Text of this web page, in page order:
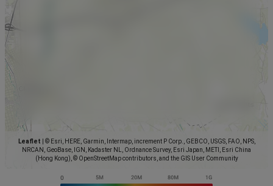
Leaflet
© Esri, HERE, Garmin, Intermap, increment P Corp., GEBCO, USGS, FAO, NPS,
NRCAN, GeoBase, IGN, Kadaster NL, Ordnance Survey, Esri Japan, METI, Esri China
(Hong Kong), © OpenStreetMap contributors, and the GIS User Community